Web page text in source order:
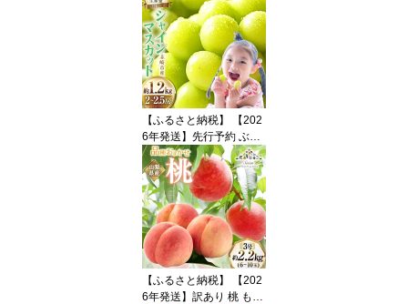
あり シャインマスカット
先行受付 小房 1kg [REG
ALO 山梨県 韮崎市 2074
5498] 訳アリ ワケあり 理
由あり わけあり シャイ
ン マスカット ブドウ ぶ
どう 葡萄 フルーツ 果物
【ふるさと納税】 【202
6年発送】先行予約 ぶど
う シャインマスカット
約1.2kg (2〜2.5房) 【冷
蔵発送】 フルーツ 果物
くだもの ブドウ 葡萄 種
なし 1.2キロ 甘い 期間限
定 季節限定 JA 厳選 山梨
県産 令和8年 8月下旬か
ら [梨北農業協同組合 山
梨県 韮崎市 20742921]
【ふるさと納税】 【202
6年発送】訳あり 桃 もも